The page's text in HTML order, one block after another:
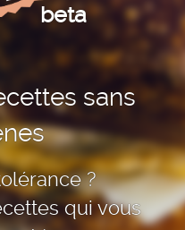
beta
sans
?
qui vous